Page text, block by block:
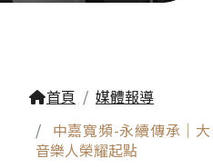
首頁
媒體報導
中嘉寬頻-永續傳承｜
音樂人榮耀起點